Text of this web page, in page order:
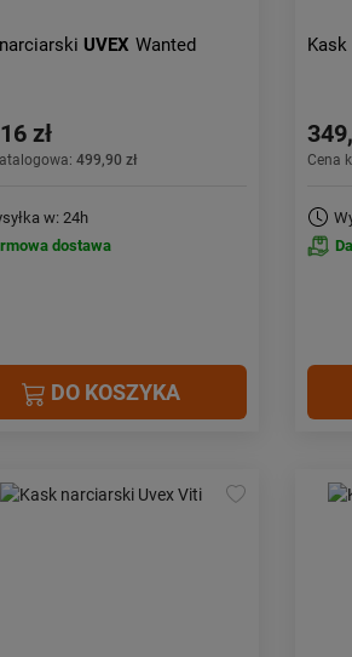
UVEX Wanted
zł
499,90 zł
w: 24h
dostawa
DO KOSZYKA
Cena